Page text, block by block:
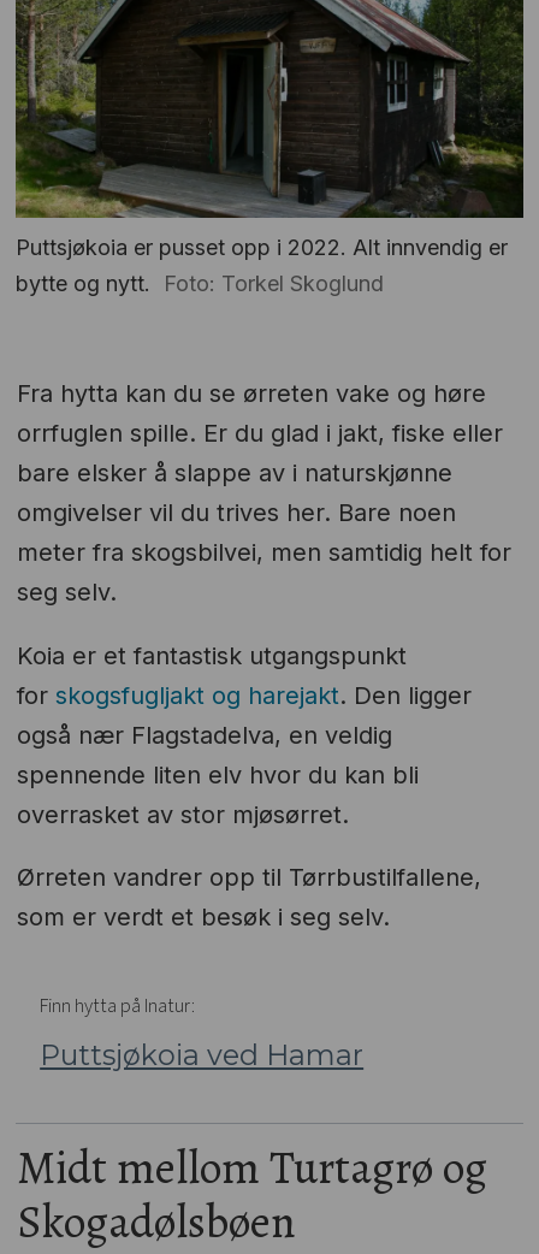
Puttsjøkoia er pusset opp i 2022. Alt innvendig er
bytte og nytt.
Foto: Torkel Skoglund
Fra hytta kan du se ørreten vake og høre
orrfuglen spille. Er du glad i jakt, fiske eller
bare elsker å slappe av i naturskjønne
omgivelser vil du trives her. Bare noen
meter fra skogsbilvei, men samtidig helt for
seg selv.
Koia er et fantastisk utgangspunkt
for skogsfugljakt og harejakt. Den ligger
også nær Flagstadelva, en veldig
spennende liten elv hvor du kan bli
overrasket av stor mjøsørret.
Ørreten vandrer opp til Tørrbustilfallene,
som er verdt et besøk i seg selv.
Finn hytta på Inatur:
Puttsjøkoia ved Hamar
Midt mellom Turtagrø og
Skogadølsbøen